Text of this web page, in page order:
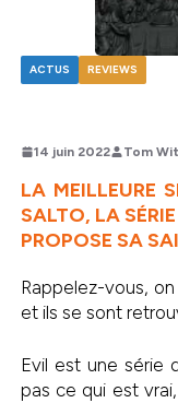
ACTUS REVIEWS
14 juin 2022 Tom
LA MEILLEURE
SALTO, LA
PROPOSE SA
Rappelez-vous,
et ils se sont
Evil est une série
pas ce qui est